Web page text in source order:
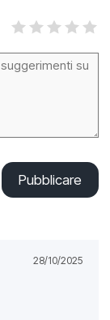
Pubblicare
28/10/2025